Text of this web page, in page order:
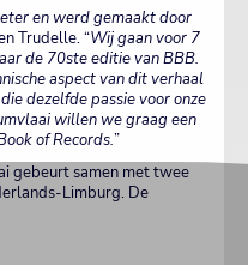
en werd gemaakt door
Trudelle. “Wij gaan voor 7
de 70ste editie van BBB.
aspect van dit verhaal
dezelfde passie voor onze
willen we graag een
of Records.”
gebeurt samen met twee
Limburg. De